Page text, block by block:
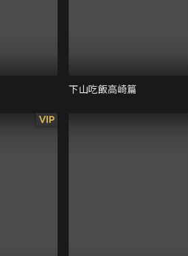
下山吃飯高崎篇
VIP